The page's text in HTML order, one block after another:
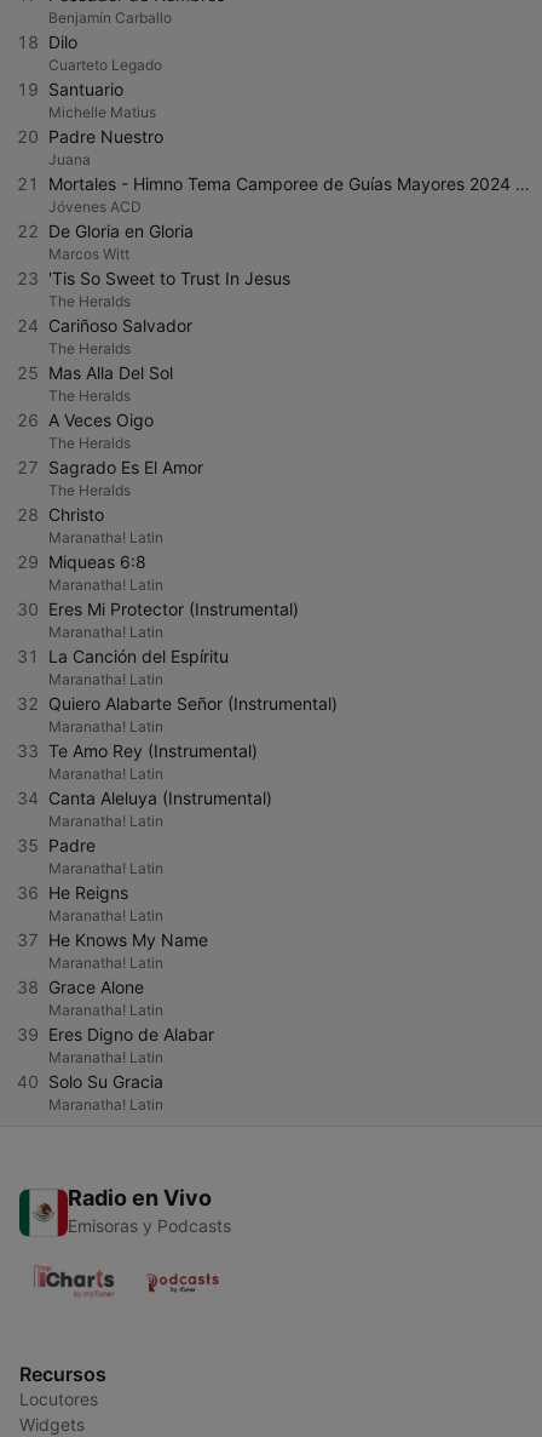
Benjamín Carballo
18 Dilo
Cuarteto Legado
19 Santuario
Michelle Matius
20 Padre Nuestro
Juana
21 Mortales - Himno Tema Camporee de Guías Mayores 2024 ACD
Jóvenes ACD
22 De Gloria en Gloria
Marcos Witt
23 'Tis So Sweet to Trust In Jesus
The Heralds
24 Cariñoso Salvador
The Heralds
25 Mas Alla Del Sol
The Heralds
26 A Veces Oigo
The Heralds
27 Sagrado Es El Amor
The Heralds
28 Christo
Maranatha! Latin
29 Miqueas 6:8
Maranatha! Latin
30 Eres Mi Protector (Instrumental)
Maranatha! Latin
31 La Canción del Espíritu
Maranatha! Latin
32 Quiero Alabarte Señor (Instrumental)
Maranatha! Latin
33 Te Amo Rey (Instrumental)
Maranatha! Latin
34 Canta Aleluya (Instrumental)
Maranatha! Latin
35 Padre
Maranatha! Latin
36 He Reigns
Maranatha! Latin
37 He Knows My Name
Maranatha! Latin
38 Grace Alone
Maranatha! Latin
39 Eres Digno de Alabar
Maranatha! Latin
40 Solo Su Gracia
Maranatha! Latin
Radio en Vivo
Emisoras y Podcasts
Recursos
Locutores
Widgets